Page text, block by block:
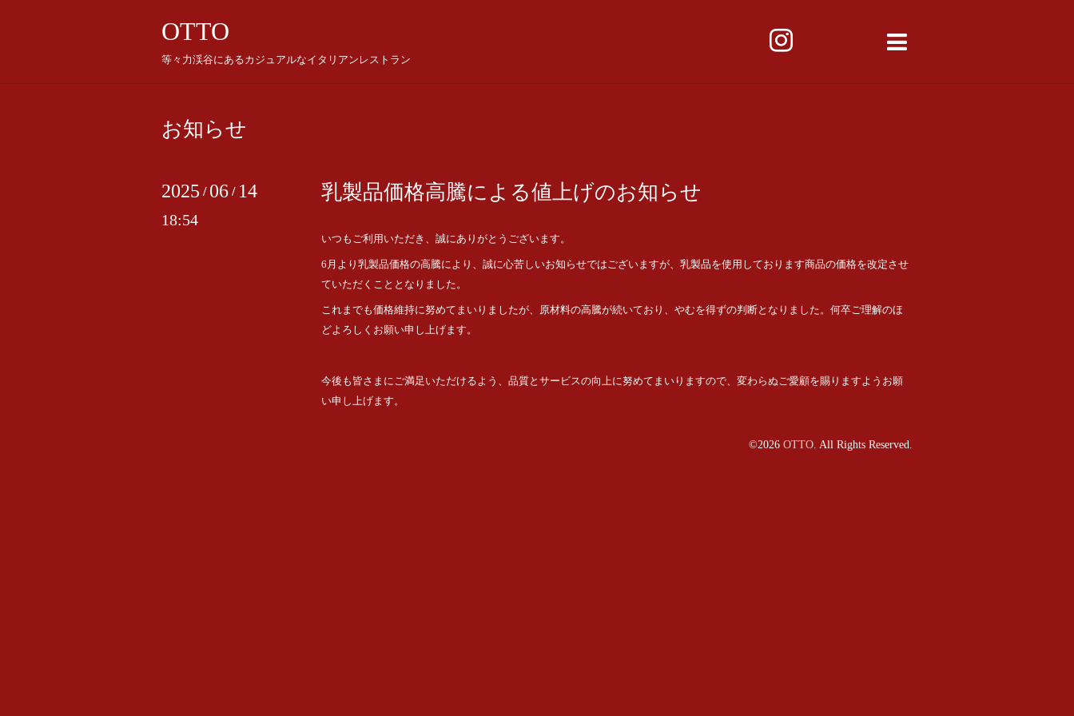
OTTO
等々力渓谷にあるカジュアルなイタリアンレストラン
お知らせ
2025 / 06 / 14
18:54
乳製品価格高騰による値上げのお知らせ
いつもご利用いただき、誠にありがとうございます。
6月より乳製品価格の高騰により、誠に心苦しいお知らせではございますが、乳製品を使用しております商品の価格を改定させ
ていただくこととなりました。
これまでも価格維持に努めてまいりましたが、原材料の高騰が続いており、やむを得ずの判断となりました。何卒ご理解のほ
どよろしくお願い申し上げます。
今後も皆さまにご満足いただけるよう、品質とサービスの向上に努めてまいりますので、変わらぬご愛顧を賜りますようお願
い申し上げます。
©2026 OTTO. All Rights Reserved.